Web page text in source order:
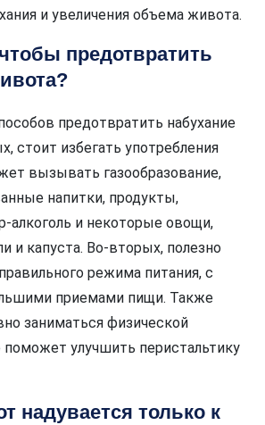
и увеличения объема живота.
предотвратить
предотвратить набухание
стоит избегать употребления
вызывать газообразование,
напитки, продукты,
алкоголь и некоторые овощи,
и капуста. Во-вторых, полезно
режима питания, с
приемами пищи. Также
заниматься физической
улучшить перистальтику
надувается только к